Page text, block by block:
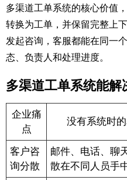
多渠道工单系统的核心价值
转换为工单，并保留完整上
发起咨询，客服都能在同一
态、负责人和处理进度。
多渠道工单系统能解
企业痛
点
没有系统时
客户咨
询分散
邮件、电话、聊
散在不同人员手